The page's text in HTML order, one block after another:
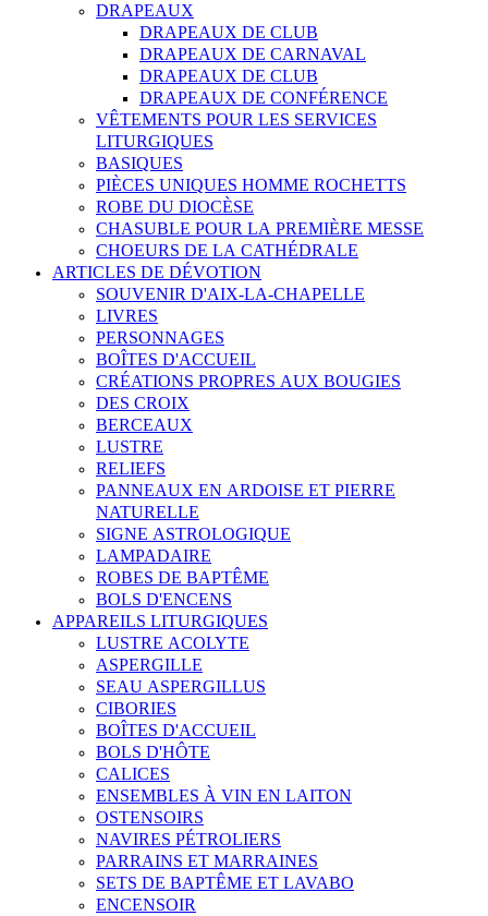
DRAPEAUX
DRAPEAUX DE CLUB
DRAPEAUX DE CARNAVAL
DRAPEAUX DE CLUB
DRAPEAUX DE CONFÉRENCE
VÊTEMENTS POUR LES SERVICES
LITURGIQUES
BASIQUES
PIÈCES UNIQUES HOMME ROCHETTS
ROBE DU DIOCÈSE
CHASUBLE POUR LA PREMIÈRE MESSE
CHOEURS DE LA CATHÉDRALE
ARTICLES DE DÉVOTION
SOUVENIR D'AIX-LA-CHAPELLE
LIVRES
PERSONNAGES
BOÎTES D'ACCUEIL
CRÉATIONS PROPRES AUX BOUGIES
DES CROIX
BERCEAUX
LUSTRE
RELIEFS
PANNEAUX EN ARDOISE ET PIERRE
NATURELLE
SIGNE ASTROLOGIQUE
LAMPADAIRE
ROBES DE BAPTÊME
BOLS D'ENCENS
APPAREILS LITURGIQUES
LUSTRE ACOLYTE
ASPERGILLE
SEAU ASPERGILLUS
CIBORIES
BOÎTES D'ACCUEIL
BOLS D'HÔTE
CALICES
ENSEMBLES À VIN EN LAITON
OSTENSOIRS
NAVIRES PÉTROLIERS
PARRAINS ET MARRAINES
SETS DE BAPTÊME ET LAVABO
ENCENSOIR